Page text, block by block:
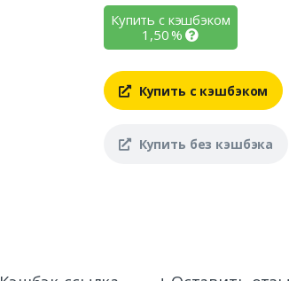
Купить с кэшбэком
1,50%
Купить с кэшбэком
Купить без кэшбэка